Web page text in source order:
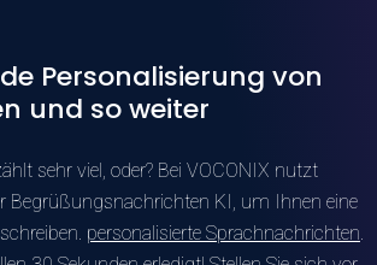
Personalisierung von
und so weiter
sehr viel, oder? Bei VOCONIX nutzt
Begrüßungsnachrichten KI, um Ihnen eine
personalisierte Sprachnachrichten